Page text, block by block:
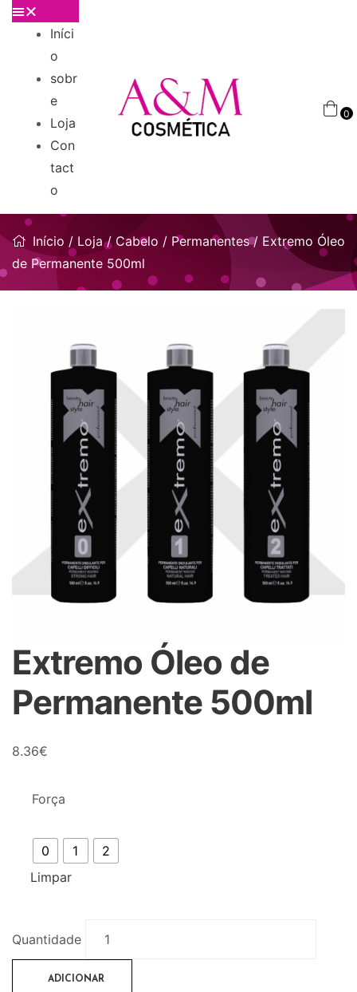
Iníci
o
sobr
e
Loja
Con
tact
o
0
Início / Loja/Cabelo / Permanentes/ Extremo Óleo
de Permanente 500ml
Extremo Óleo de
Permanente 500ml
8.36€
Força
0 1
2
Limpar
Quantidade
ADICIONAR